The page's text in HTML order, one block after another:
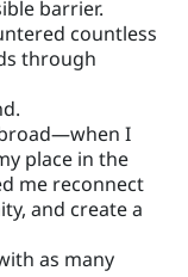
barrier.
countless
through
I
place in the
me reconnect
and create a
as many